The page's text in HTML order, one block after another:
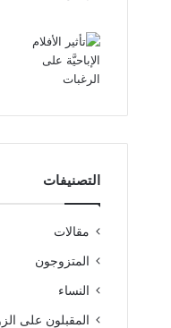
التصنيفات
مقالات
المتزوجون
النساء
المقبلون على